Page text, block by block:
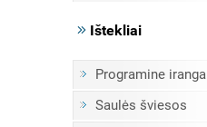
Ištekliai
Programine iranga
Saulės šviesos